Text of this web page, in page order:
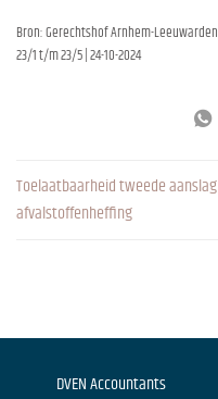
Bron: Gerechtshof Arnhem-Leeuwarden
23/1 t/m 23/5 | 24-10-2024
Toelaatbaarheid tweede aanslag
afvalstoffenheffing
DVEN Accountants